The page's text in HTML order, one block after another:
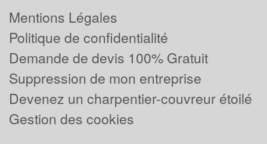
Mentions Légales
Politique de confidentialité
Demande de devis 100% Gratuit
Suppression de mon entreprise
Devenez un charpentier-couvreur étoilé
Gestion des cookies